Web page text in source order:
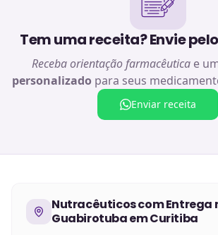
Tem uma receita? Envie
Receba orientação farmacêuticae
personalizado para seus
Enviar receita
Nutracêuticoscom Entrega
Guabirotuba em Curitiba